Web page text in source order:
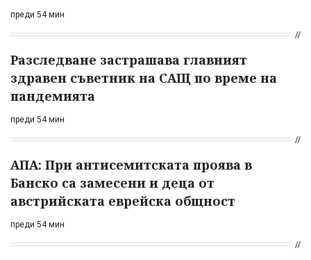
преди 54 мин
Разследване застрашава главният
здравен съветник на САЩ по време на
пандемията
преди 54 мин
АПА: При антисемитската проява в
Банско са замесени и деца от
австрийската еврейска общност
преди 54 мин